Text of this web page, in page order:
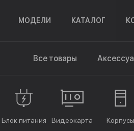
МОДЕЛИ КАТАЛОГ
Все товары
Блок питания Видеокарта Корпусы